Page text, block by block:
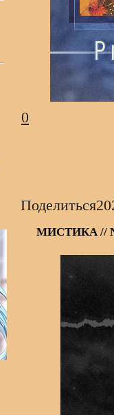
0
Поделиться
МИСТИКА //